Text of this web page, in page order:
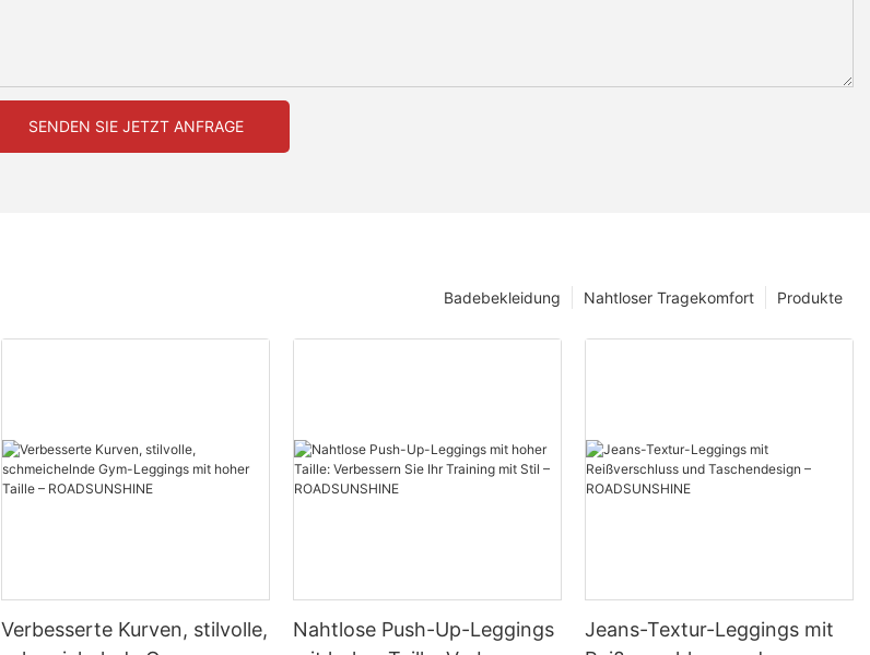
SENDEN SIE JETZT ANFRAGE
Produkte
Nahtloser Tragekomfort
Badebekleidung
Verbesserte Kurven, stilvolle,
Nahtlose Push-Up-Leggings
Jeans-Textur-Leggings mit